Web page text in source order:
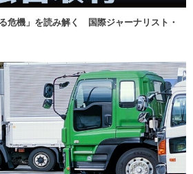
危機」を読み解く 国際ジャーナリスト・